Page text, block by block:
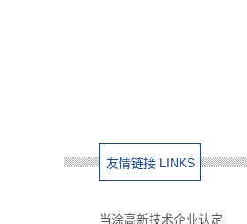
友情链接 LINKS
当涂高新技术企业认定